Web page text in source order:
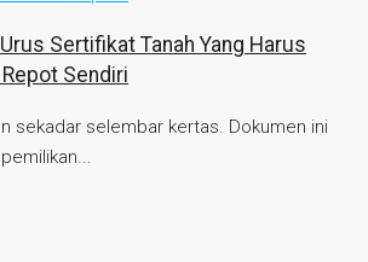
Sertifikat Tanah Yang Harus
Sendiri
sekadar selembar kertas. Dokumen ini